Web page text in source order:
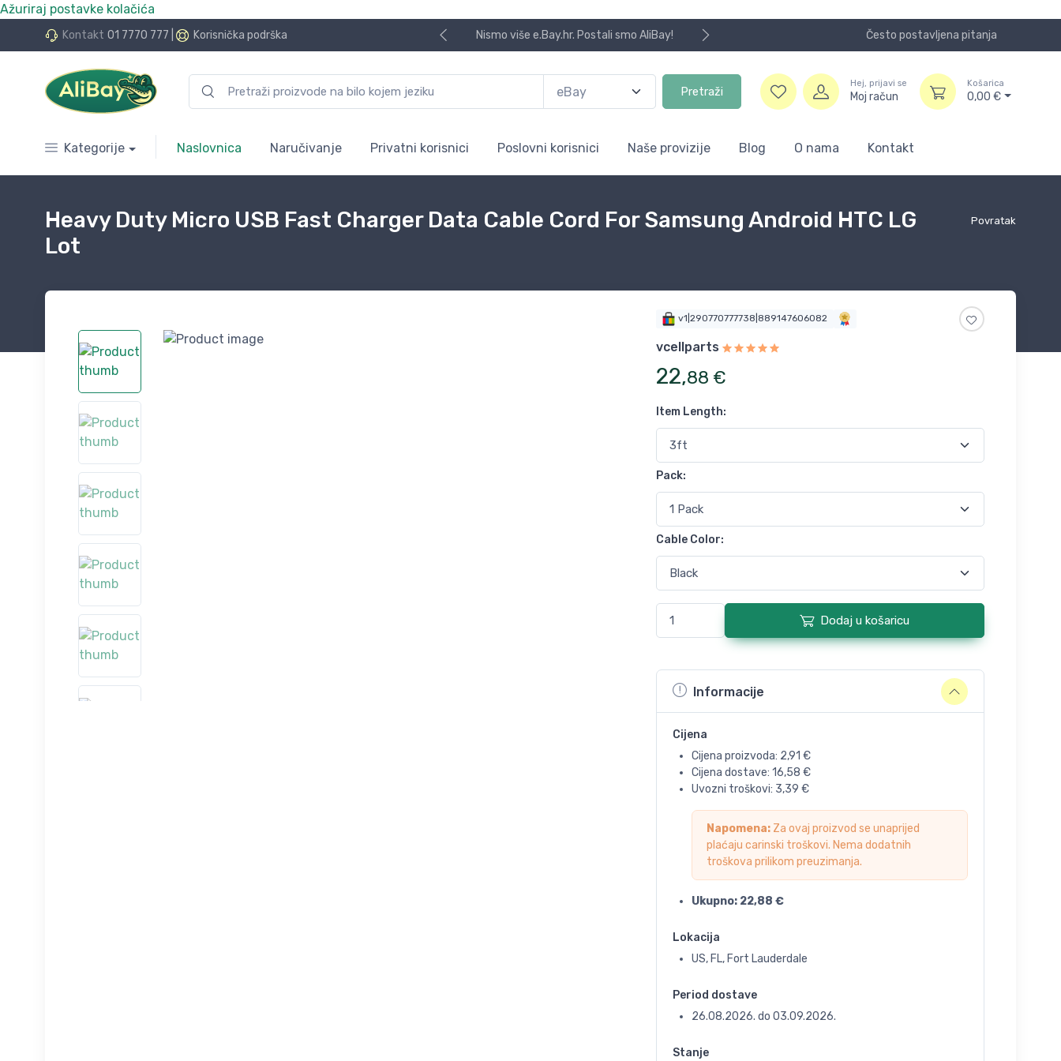
Ažuriraj postavke kolačića
Kontakt 01 7770 777 Korisnička podrška
24 rate bez kamata Nismo više e.Bay.hr. Postali smo AliBay! Često postavljena pitanja
Pretraži
Hej, prijavi se
Moj račun
Košarica
0,00 €
Kategorije Naslovnica Naručivanje Privatni korisnici Poslovni korisnici Naše provizije Blog O nama Kontakt
Povratak
Heavy Duty Micro USB Fast Charger Data Cable Cord For Samsung Android HTC LG
Lot
v1|290770777738|889147606082
vcellparts
22,88 €
Item Length:
Pack:
Cable Color:
Dodaj u košaricu
Informacije
Cijena
Cijena proizvoda: 2,91 €
Cijena dostave: 16,58 €
Uvozni troškovi: 3,39 €
Napomena:Za ovaj proizvod se unaprijed
plaćaju carinski troškovi. Nema dodatnih
troškova prilikom preuzimanja.
Ukupno: 22,88 €
Lokacija
US, FL, Fort Lauderdale
Period dostave
26.08.2026. do 03.09.2026.
Stanje